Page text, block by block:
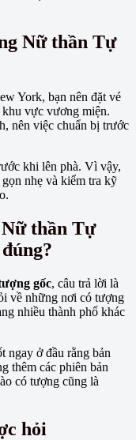
Nữ thần Tự
York, bạn nên đặt vé
khu vực vương miện.
nên việc chuẩn bị trước
khi lên phà. Vì vậy,
nhẹ và kiểm tra kỹ
thần Tự
gốc, câu trả lời là
về những nơi có tượng
nhiều thành phố khác
ngay ở đầu rằng bản
thêm các phiên bản
có tượng cũng là
hỏi